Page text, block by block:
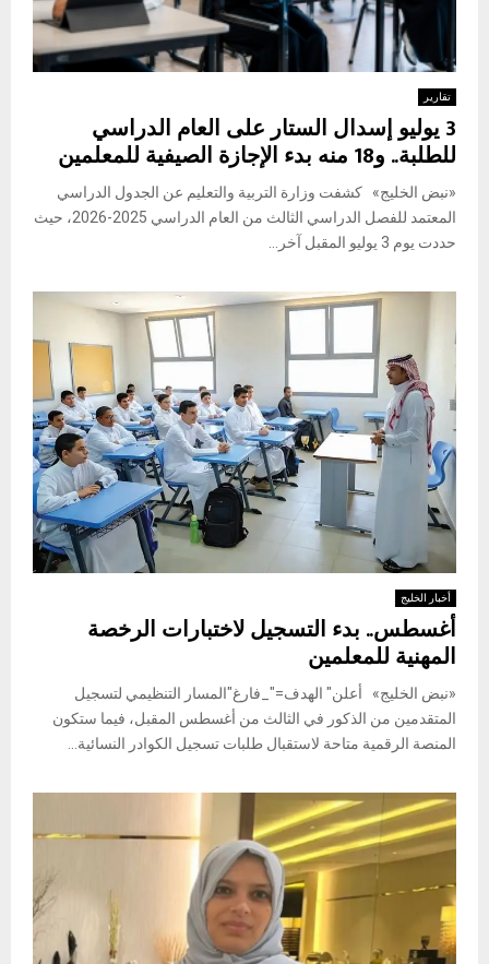
تقارير
3 يوليو إسدال الستار على العام الدراسي
للطلبة.. و18 منه بدء الإجازة الصيفية للمعلمين
«نبض الخليج» كشفت وزارة التربية والتعليم عن الجدول الدراسي
المعتمد للفصل الدراسي الثالث من العام الدراسي 2025-2026، حيث
حددت يوم 3 يوليو المقبل آخر...
أخبار الخليج
أغسطس.. بدء التسجيل لاختبارات الرخصة
المهنية للمعلمين
«نبض الخليج» أعلن" الهدف="_فارغ"المسار التنظيمي لتسجيل
المتقدمين من الذكور في الثالث من أغسطس المقبل، فيما ستكون
المنصة الرقمية متاحة لاستقبال طلبات تسجيل الكوادر النسائية...